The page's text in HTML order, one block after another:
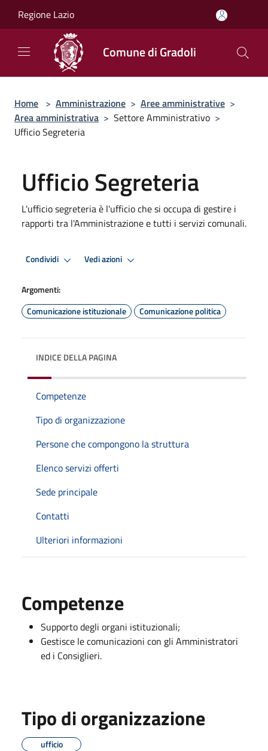
Regione Lazio
Comune di Gradoli
Home > Amministrazione > Aree amministrative >
Area amministrativa > Settore Amministrativo >
Ufficio Segreteria
Ufficio Segreteria
L'ufficio segreteria è l'ufficio che si occupa di gestire i
rapporti tra l'Amministrazione e tutti i servizi comunali.
Condividi Vedi azioni
Argomenti:
Comunicazione istituzionale
Comunicazione politica
INDICE DELLA PAGINA
Competenze
Tipo di organizzazione
Persone che compongono la struttura
Elenco servizi offerti
Sede principale
Contatti
Ulteriori informazioni
Competenze
Supporto degli organi istituzionali;
Gestisce le comunicazioni con gli Amministratori
ed i Consiglieri.
Tipo di organizzazione
ufficio